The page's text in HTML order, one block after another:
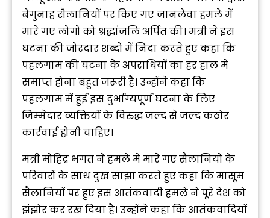
बेगुनाह सैलानियों पर किए गए जानलेवा हमले में
मारे गए लोगों को श्रद्धांजलि अर्पित की। मंत्री ने इस
घटना की जोरदार शब्दों में निंदा करते हुए कहा कि
पहलगाम की घटना के अपराधियों का हर हाल में
समाप्त होना बहुत जरूरी है। उन्होंने कहा कि
पहलगाम में हुई इस दुर्भाग्यपूर्ण घटना के लिए
जिम्मेदार व्यक्तियों के विरुद्ध जल्द से जल्द कठोर
कार्रवाई होनी चाहिए।
मंत्री मोहिंद्र भगत ने हमले में मारे गए सैलानियों के
परिवारों के साथ दुख साझा करते हुए कहा कि मासूम
सैलानियों पर हुए इस आतंकवादी हमले ने पूरे देश को
झंझोर कर रख दिया है। उन्होंने कहा कि आतंकवादियों